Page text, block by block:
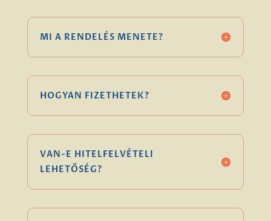
MI A RENDELÉS MENETE?
HOGYAN FIZETHETEK?
VAN-E HITELFELVÉTELI
LEHETŐSÉG?